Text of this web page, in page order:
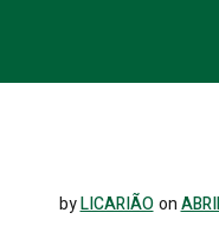
byLICARIÃO on